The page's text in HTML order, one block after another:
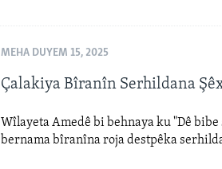
MEHA DUYEM 15, 2025
Çalakiya Bîranîn Serhildana
Wîlayeta Amedê bi behnaya ku "Dê
bernama bîranîna roja destpêka